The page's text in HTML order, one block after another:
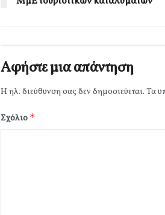
Αφήστε μια απάντηση
Η ηλ. διεύθυνση σας δεν δημοσιεύεται. Τα
Σχόλιο *